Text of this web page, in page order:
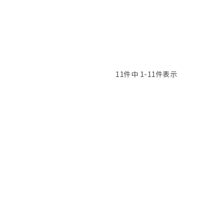
11件中 1-11件表示